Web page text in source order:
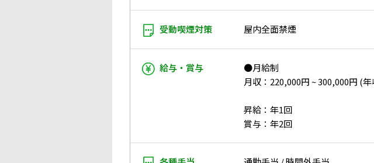
受動喫煙対策 屋内全面禁煙
給与・賞与
●月給制
月収：220,000円 ~ 300,000円 (
昇給：年1回
賞与：年2回